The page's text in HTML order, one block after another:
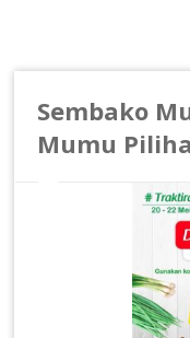
Sembako
Mumu